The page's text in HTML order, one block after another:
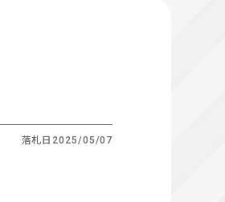
落札日 2025/05/07